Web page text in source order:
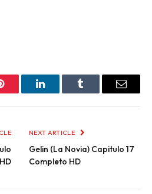
LinkedInTumblr Email
NEXT ARTICLE
Gelin (La Novia) Capitulo 17
Completo HD